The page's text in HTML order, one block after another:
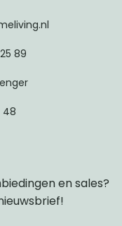
89
48
en sales?